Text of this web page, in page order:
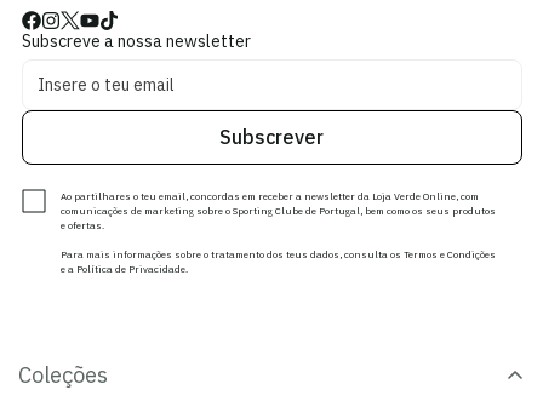
Subscreve a nossa newsletter
Subscrever
Ao partilhares o teu email, concordas em receber a newsletter da Loja Verde Online, com
comunicações de marketing sobre o Sporting Clube de Portugal, bem como os seus produtos
e ofertas.
Para mais informações sobre o tratamento dos teus dados, consulta os Termos e Condições
e a Política de Privacidade.
Coleções